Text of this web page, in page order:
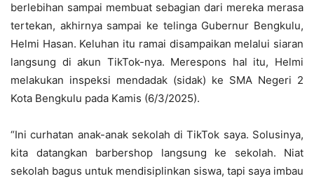
berlebihan sampai membuat sebagian dari mereka merasa
tertekan, akhirnya sampai ke telinga Gubernur Bengkulu,
Helmi Hasan. Keluhan itu ramai disampaikan melalui siaran
langsung di akun TikTok-nya. Merespons hal itu, Helmi
melakukan inspeksi mendadak (sidak) ke SMA Negeri 2
Kota Bengkulu pada Kamis (6/3/2025).
“Ini curhatan anak-anak sekolah di TikTok saya. Solusinya,
kita datangkan barbershop langsung ke sekolah. Niat
sekolah bagus untuk mendisiplinkan siswa, tapi saya imbau